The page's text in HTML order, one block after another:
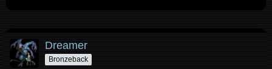
Dreamer
Bronzeback